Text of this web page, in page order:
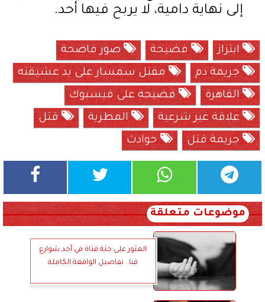
إلى نهاية دامية، لا يربح فيها أحد.
ابتزاز فضيحة
صور فاضحة
جريمة دم
مقتل سمسار على يد عشيقته
القاهرة
فضيحة على فيسبوك
علاقة غير شرعية
المطرية
قتل
جريمة قتل
حوادث
موضوعات متعلقة
العثور على جثة فتاة في أحد شوارع
قنا.. تفاصيل الواقعة الكاملة